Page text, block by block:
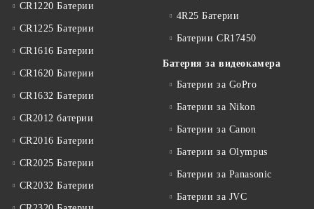
CR1220 Батерии
CR1225 Батерии
CR1616 Батерии
CR1620 Батерии
CR1632 Батерии
CR2012 батерии
CR2016 Батерии
CR2025 Батерии
CR2032 Батерии
4R25 Батерии
Батерии CR17450
Батерия за видеокамера
Батерии за GoPro
Батерии за Nikon
Батерии за Canon
Батерии за Olympus
Батерии за Panasonic
Батерии за JVC